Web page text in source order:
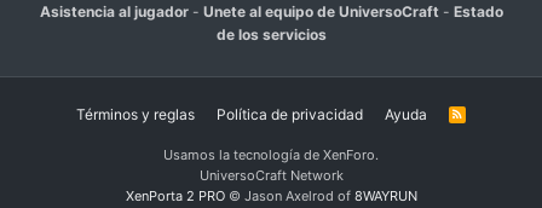
Asistencia al jugador- Unete al equipo de UniversoCraft - Estado
de los servicios
Términos y reglas Política de privacidad Ayuda
R
Usamos la tecnología de XenForo.
UniversoCraft Network
XenPorta 2 PRO© Jason Axelrod of 8WAYRUN